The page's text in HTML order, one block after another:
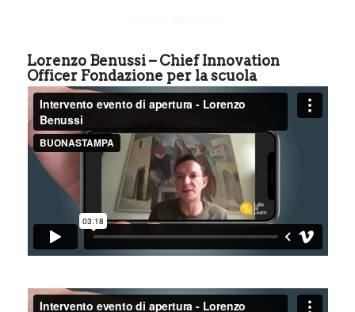
Lorenzo Benussi – Chief Innovation
Officer Fondazione per la scuola